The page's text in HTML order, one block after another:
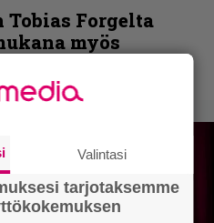
Tobias Forgelta
myös
Valintasi
tarjotaksemme